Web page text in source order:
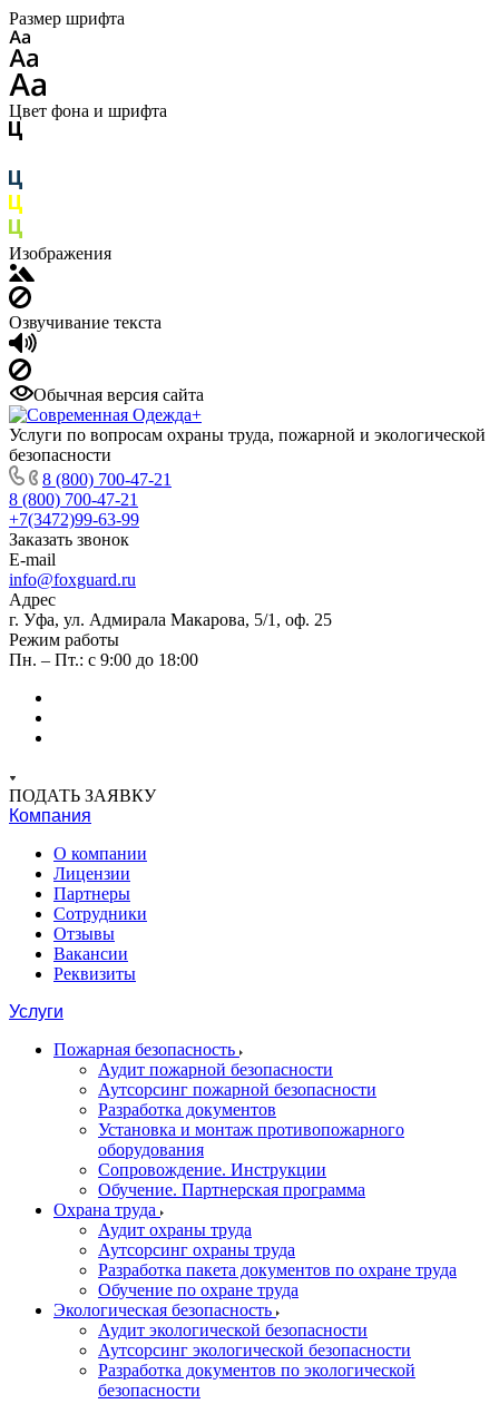
Размер шрифта
Цвет фона и шрифта
Изображения
Озвучивание текста
Обычная версия сайта
Услуги по вопросам охраны труда, пожарной и экологической
безопасности
8 (800) 700-47-21
8 (800) 700-47-21
+7(3472)99-63-99
Заказать звонок
E-mail
info@foxguard.ru
Адрес
г. Уфа, ул. Адмирала Макарова, 5/1, оф. 25
Режим работы
Пн. – Пт.: с 9:00 до 18:00
ПОДАТЬ ЗАЯВКУ
Компания
О компании
Лицензии
Партнеры
Сотрудники
Отзывы
Вакансии
Реквизиты
Услуги
Пожарная безопасность
Аудит пожарной безопасности
Аутсорсинг пожарной безопасности
Разработка документов
Установка и монтаж противопожарного
оборудования
Сопровождение. Инструкции
Обучение. Партнерская программа
Охрана труда
Аудит охраны труда
Аутсорсинг охраны труда
Разработка пакета документов по охране труда
Обучение по охране труда
Экологическая безопасность
Аудит экологической безопасности
Аутсорсинг экологической безопасности
Разработка документов по экологической
безопасности